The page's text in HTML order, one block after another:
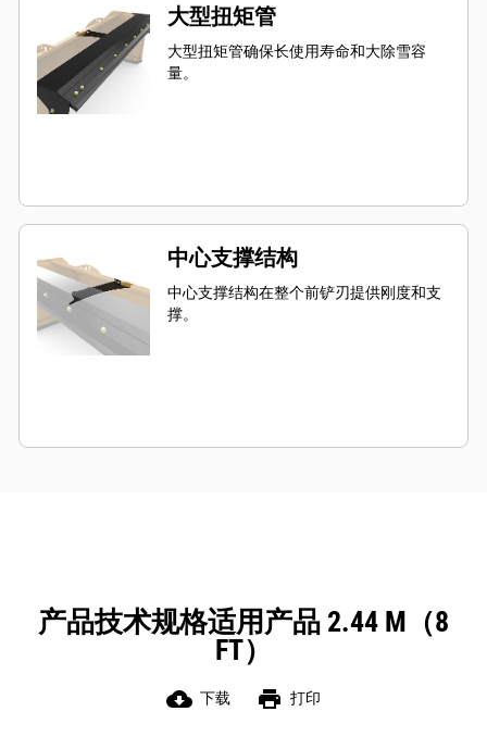
大型扭矩管
大型扭矩管确保长使用寿命和大除雪容
量。
中心支撑结构
中心支撑结构在整个前铲刃提供刚度和支
撑。
产品技术规格适用产品 2.44 M（8
FT）
cloud_download 下载 print 打印